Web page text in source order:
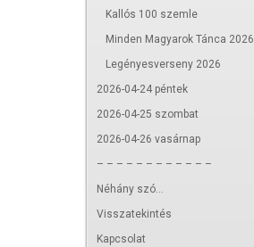
Kallós 100 szemle
Minden Magyarok Tánca 2026
Legényesverseny 2026
2026-04-24 péntek
2026-04-25 szombat
2026-04-26 vasárnap
– – – – – – – – – – – –
Néhány szó...
Visszatekintés
Kapcsolat